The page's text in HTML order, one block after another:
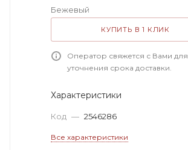
Бежевый
КУПИТЬ В 1 КЛИК
Оператор свяжется с Вами для
уточнения срока доставки.
Характеристики
Код — 2546286
Все характеристики